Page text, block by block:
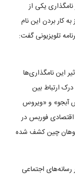
یکی از
کار بردن این نام
تلویزیونی گفت:
این نامگذاری‌ها
ارتباط بین
آبجو» و «ویروس
اقتصادی فوربس در
چین کشف شده
رسانه‌های اجتماعی